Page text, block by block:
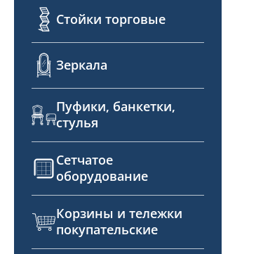
Стойки торговые
Зеркала
Пуфики, банкетки,
стулья
Сетчатое
оборудование
Корзины и тележки
покупательские